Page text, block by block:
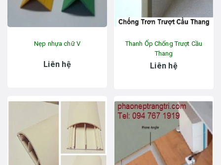
Nẹp nhựa chữ V
Liên hệ
Thanh Ốp Chống Trượt Cầu
Thang
Liên hệ